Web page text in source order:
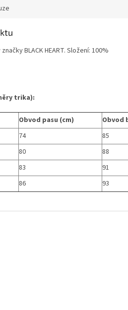
BLACK HEART. Složení: 100%
trika):
Obvod pasu (cm)
Obvod
74
85
80
88
83
91
86 93